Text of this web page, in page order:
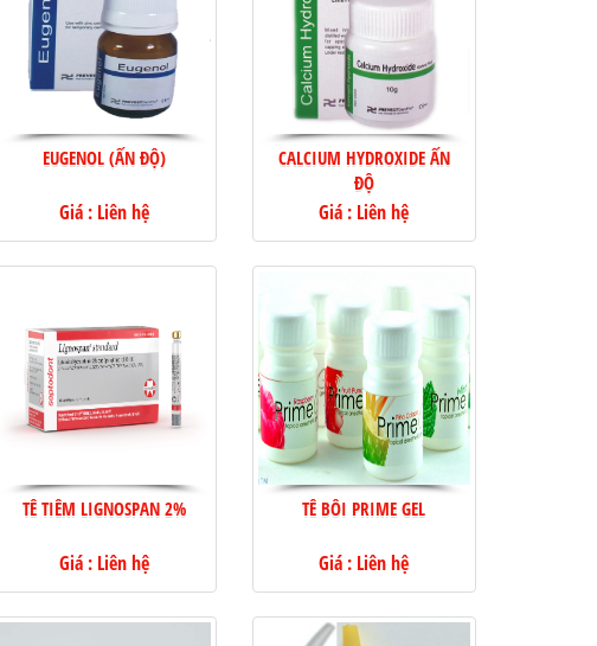
EUGENOL (ẤN ĐỘ)
Giá : Liên hệ
CALCIUM HYDROXIDE ẤN
ĐỘ
Giá : Liên hệ
TÊ TIÊM LIGNOSPAN 2%
Giá : Liên hệ
TÊ BÔI PRIME GEL
Giá : Liên hệ